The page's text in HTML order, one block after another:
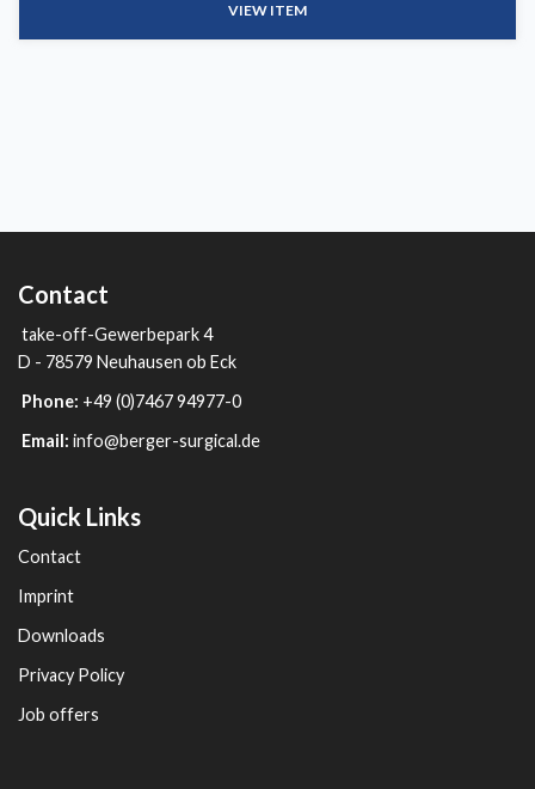
VIEW ITEM
Contact
take-off-Gewerbepark 4
D - 78579 Neuhausen ob Eck
Phone: +49 (0)7467 94977-0
Email: info@berger-surgical.de
Quick Links
Contact
Imprint
Downloads
Privacy Policy
Job offers